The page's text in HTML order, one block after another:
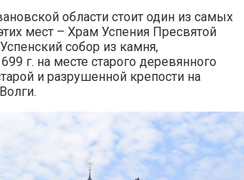
области стоит один из самых
мест – Храм Успения Пресвятой
собор из камня,
г. на месте старого деревянного
и разрушенной крепости на